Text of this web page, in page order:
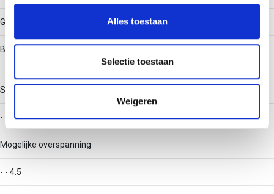
en om ons websiteverkeer te analyseren. Ook delen we
partners voor social media, adverteren en analyse. Deze
partners kunnen deze gegevens combineren met andere
verzameld op basis van uw gebruik van hun services.
Alles toestaan
Selectie toestaan
Weigeren
Gelast
Belastingstesttype volgens IEC 61537
Stijgkabelladder
-
Mogelijke overspanning
- - 4.5